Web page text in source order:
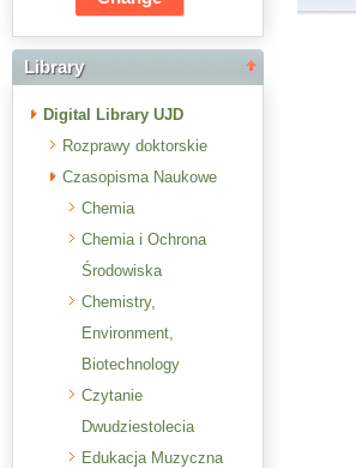
Library
Digital Library UJD
Rozprawy doktorskie
Czasopisma Naukowe
Chemia
Chemia i Ochrona
Środowiska
Chemistry,
Environment,
Biotechnology
Czytanie
Dwudziestolecia
Edukacja Muzyczna